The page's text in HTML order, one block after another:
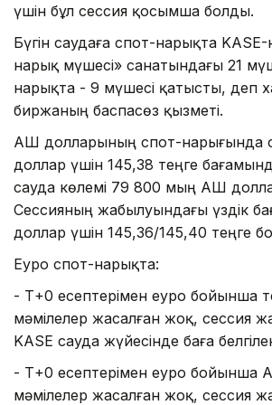
үшін бұл сессия қосымша болды.
Бүгін саудаға спот-нарықта
нарық мүшесі» санатындағы 21
нарықта - 9 мүшесі қатысты, деп
биржаның баспасөз қызметі.
АҚШ долларының спот-нарығында
доллар үшін 145,38 теңге
сауда көлемі 79 800 мың АҚШ
Сессияның жабылуындағы үздік
доллар үшін 145,36/145,40 теңге
Еуро спот-нарықта:
- Т+0 есептерімен еуро бойынша
мәмілелер жасалған жоқ, сессия
KASE сауда жүйесінде баға
- Т+0 есептерімен еуро бойынша
мәмілелер жасалған жоқ, сессия